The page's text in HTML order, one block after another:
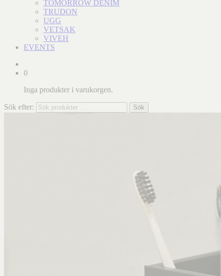
TOMORROW DENIM
TRUDON
UGG
VETSAK
VIVEH
EVENTS
0
Inga produkter i varukorgen.
Sök efter: Sök